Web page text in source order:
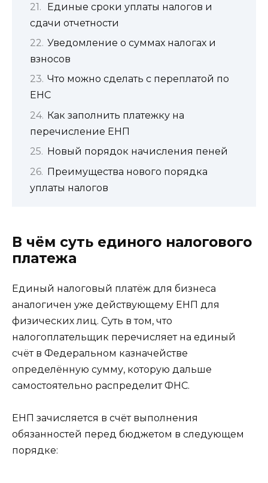
Единые сроки уплаты налогов и
сдачи отчетности
Уведомление о суммах налогах и
взносов
Что можно сделать с переплатой по
ЕНС
Как заполнить платежку на
перечисление ЕНП
Новый порядок начисления пеней
Преимущества нового порядка
уплаты налогов
В чём суть единого налогового
платежа
Единый налоговый платёж для бизнеса
аналогичен уже действующему ЕНП для
физических лиц. Суть в том, что
налогоплательщик перечисляет на единый
счёт в Федеральном казначействе
определённую сумму, которую дальше
самостоятельно распределит ФНС.
ЕНП зачисляется в счёт выполнения
обязанностей перед бюджетом в следующем
порядке: